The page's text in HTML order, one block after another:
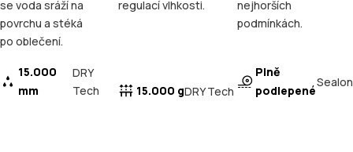
se voda sráží na
povrchu a stéká
po oblečení.
15.000
mm
DRY
Tech
regulací vlhkosti.
15.000 gDRY Tech
nejhorších
podmínkách.
Plně
podlepené
Sealon